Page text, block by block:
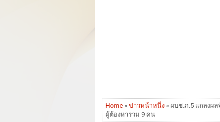
Home » ข่าวหน้าหนึ่ง » ผบช.ภ.5 แถลงผ
ผู้ต้องหารวม 9 คน